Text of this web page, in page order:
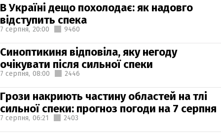
В Україні дещо похолодає: як надовго
відступить спека
7 серпня, 20:00 9460
Синоптикиня відповіла, яку негоду
очікувати після сильної спеки
7 серпня, 08:00 2446
Грози накриють частину областей на тлі
сильної спеки: прогноз погоди на 7 серпня
7 серпня, 06:21 2403